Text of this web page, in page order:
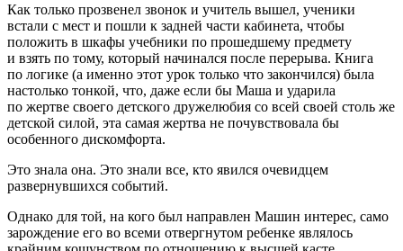
Как только прозвенел звонок и учитель вышел, ученики
встали с мест и пошли к задней части кабинета, чтобы
положить в шкафы учебники по прошедшему предмету
и взять по тому, который начинался после перерыва. Книга
по логике (а именно этот урок только что закончился) была
настолько тонкой, что, даже если бы Маша и ударила
по жертве своего детского дружелюбия со всей своей столь же
детской силой, эта самая жертва не почувствовала бы
особенного дискомфорта.
Это знала она. Это знали все, кто явился очевидцем
развернувшихся событий.
Однако для той, на кого был направлен Машин интерес, само
зарождение его во всеми отвергнутом ребенке являлось